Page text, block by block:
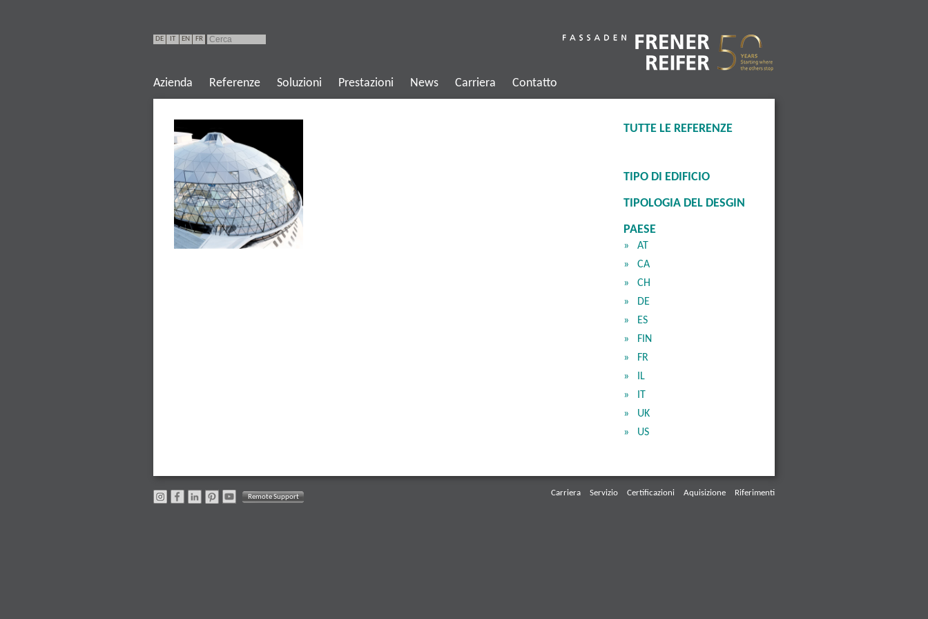
DE IT EN FR
Azienda Referenze Soluzioni Prestazioni News Carriera Contatto
TUTTE LE REFERENZE
TIPO DI EDIFICIO
TIPOLOGIA DEL DESGIN
PAESE
AT
CA
CH
DE
ES
FIN
FR
IL
IT
UK
US
Remote Support Carriera Servizio Certificazioni Aquisizione Riferimenti